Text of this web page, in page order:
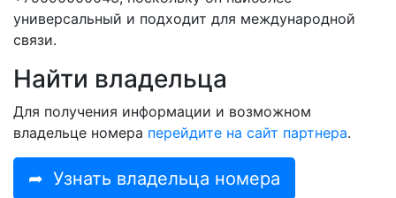
универсальный и подходит для международной
связи.
Найти владельца
Для получения информации и возможном
владельце номера перейдите на сайт партнера.
➦ Узнать владельца номера